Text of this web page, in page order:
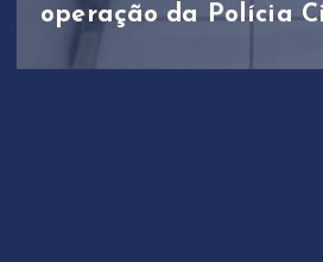
operação da Polícia